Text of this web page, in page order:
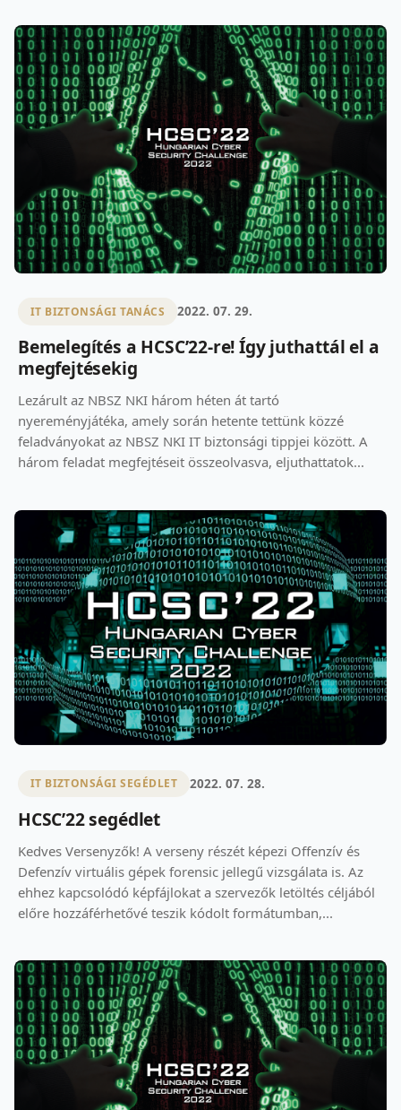
IT BIZTONSÁGI TANÁCS 2022. 07. 29.
Bemelegítés a HCSC’22-re! Így juthattál el a
megfejtésekig
Lezárult az NBSZ NKI három héten át tartó
nyereményjátéka, amely során hetente tettünk közzé
feladványokat az NBSZ NKI IT biztonsági tippjei között. A
három feladat megfejtéseit összeolvasva, eljuthattatok...
IT BIZTONSÁGI SEGÉDLET 2022. 07. 28.
HCSC’22 segédlet
Kedves Versenyzők! A verseny részét képezi Offenzív és
Defenzív virtuális gépek forensic jellegű vizsgálata is. Az
ehhez kapcsolódó képfájlokat a szervezők letöltés céljából
előre hozzáférhetővé teszik kódolt formátumban,...